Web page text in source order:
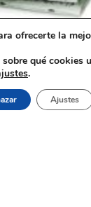
SAD,
A
31 de julio de 2026
ofrecerte la
sobre qué cookies
.
Ajustes